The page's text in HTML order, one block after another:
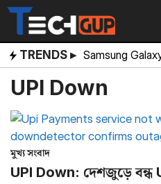
Skip
content
TRENDS ▸ Samsung
UPI Down
মুখ্য সংবাদ
UPI Down: দেশজুড়ে বন্ধ